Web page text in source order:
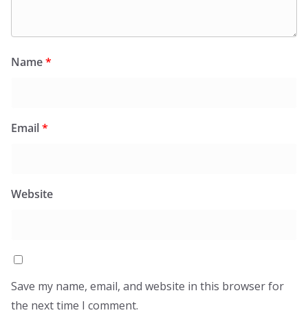
Name*
Email*
Website
Save my name, email, and website in this browser for
the next time I comment.